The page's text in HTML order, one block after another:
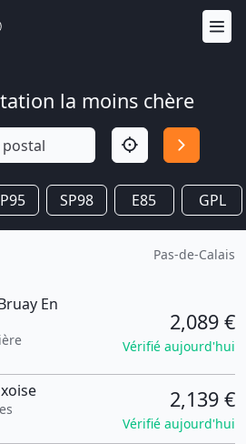
la moins chère
SP98 E85 GPL
Pas-de-Calais
En
2,089 €
Vérifié aujourd'hui
2,139 €
Vérifié aujourd'hui